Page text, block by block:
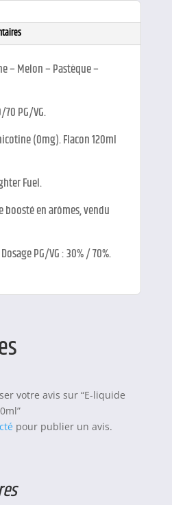
– Melon – Pastèque –
PG/VG.
(0mg). Flacon 120ml
Fuel.
en arômes, vendu
PG/VG : 30% / 70%.
votre avis sur “E-liquide
pour publier un avis.